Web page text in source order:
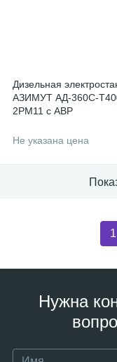
Дизельная
АЗИМУТ АД-360С-
2РМ11 с АВР
Не указана цена
1
Нужна